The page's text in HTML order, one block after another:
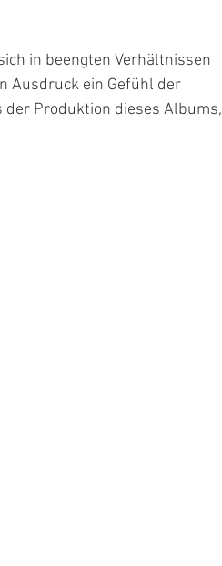
in beengten Verhältnissen
Ausdruck ein Gefühl der
der Produktion dieses Albums,